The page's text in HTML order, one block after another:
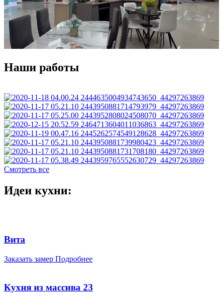
Наши работы
Смотреть все
Идеи кухни:
Вита
Заказать замер Подробнее
Кухня из массива 23